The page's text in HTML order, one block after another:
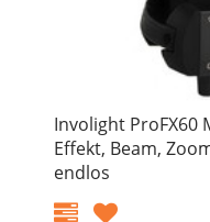
Involight ProFX60
Effekt, Beam,
endlos